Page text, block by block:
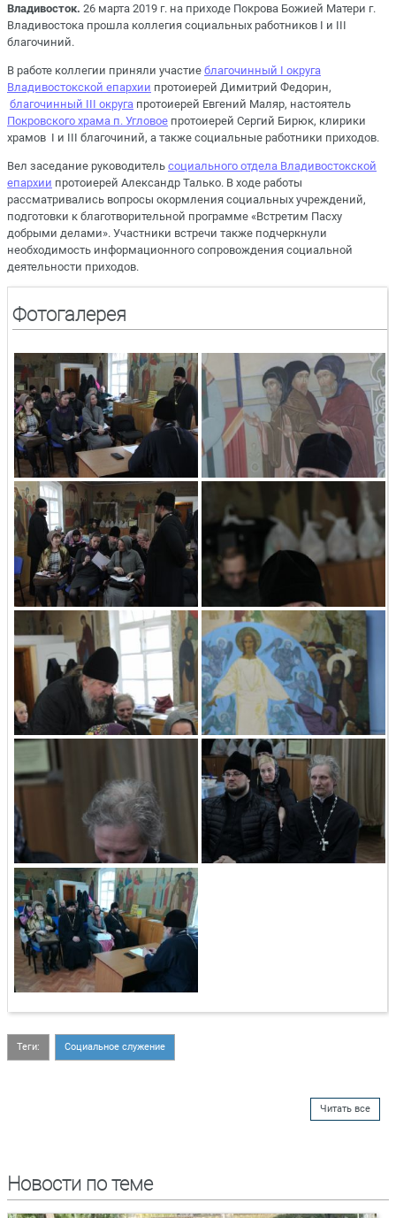
Владивосток. 26 марта 2019 г. на приходе Покрова Божией Матери г.
Владивостока прошла коллегия социальных работников I и III
благочиний.
В работе коллегии приняли участие благочинный I округа
Владивостокской епархии протоиерей Димитрий Федорин,
благочинный III округа протоиерей Евгений Маляр, настоятель
Покровского храма п. Угловое протоиерей Сергий Бирюк, клирики
храмов I и III благочиний, а также социальные работники приходов.
Вел заседание руководитель социального отдела Владивостокской
епархии протоиерей Александр Талько. В ходе работы
рассматривались вопросы окормления социальных учреждений,
подготовки к благотворительной программе «Встретим Пасху
добрыми делами». Участники встречи также подчеркнули
необходимость информационного сопровождения социальной
деятельности приходов.
Фотогалерея
Теги: Социальное служение
Читать все
Новости по теме